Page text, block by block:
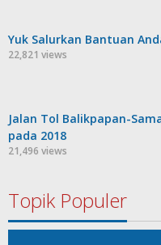
Yuk Salurkan Bantuan
22,821 views
Jalan Tol Balikpapan-
pada 2018
21,496 views
Topik Populer